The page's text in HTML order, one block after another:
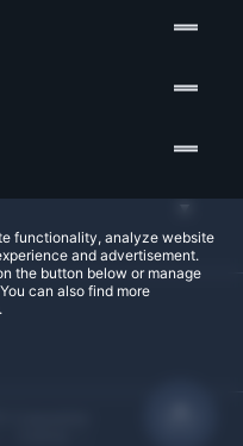
functionality, analyze website
and advertisement.
the button below or manage
can also find more